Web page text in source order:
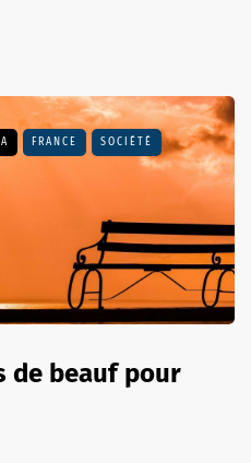
FRANCE SOCIÉTÉ
de beauf pour